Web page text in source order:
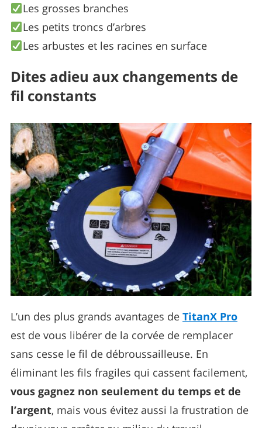
Les grosses branches
Les petits troncs d’arbres
Les arbustes et les racines en surface
Dites adieu aux changements de
fil constants
L’un des plus grands avantages de TitanX Pro
est de vous libérer de la corvée de remplacer
sans cesse le fil de débroussailleuse. En
éliminant les fils fragiles qui cassent facilement,
vous gagnez non seulement du temps et de
l’argent, mais vous évitez aussi la frustration de